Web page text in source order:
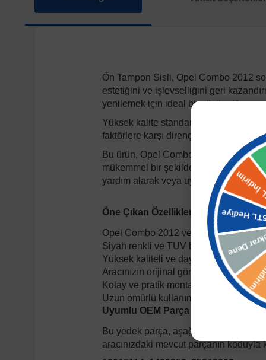
Ön Tampon Sisli, Opel Combo 2012
estetiğini ve işlevselliğini geri
yenilemek için ideal bir çözümdür.
Yüksek kalite standartlarında sunulan
faktörlere karşı dirençli yapısıyla
Bu ürün, Opel Combo'nun 2012 yılı
mükemmel bir şekilde entegre olur.
yardım alarak veya uygun
Öne Çıkan Özellikler:
Opel Combo 2012 ve sonrası
Siyah renkli ve TUV belgeli.
Yüksek kaliteli ve dayanıklı malzeme.
Aracınızın orijinal görünümünü
Kolay ve pratik montaj.
Uzun ömürlü kullanım.
Uyumlu OEM Parça Kodları:
Bu yedek parça, aşağıdaki orijinal
aracınızdaki mevcut parçanın koduyla